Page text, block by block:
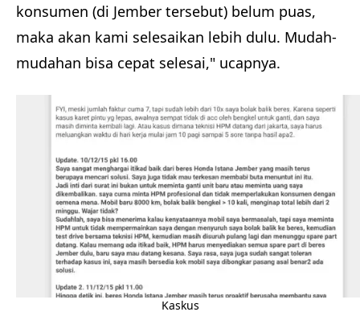
konsumen (di Jember tersebut) belum puas,
maka akan kami selesaikan lebih dulu. Mudah-
mudahan bisa cepat selesai," ucapnya.
Kaskus